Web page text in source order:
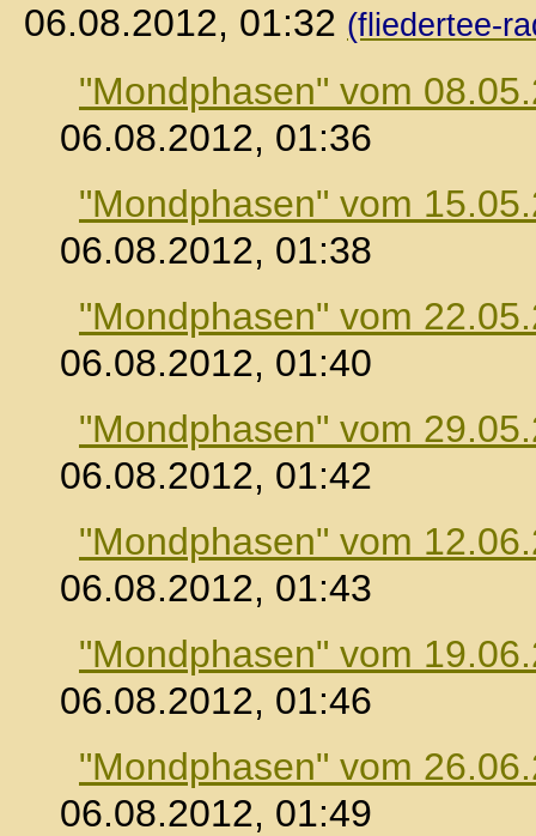
06.08.2012, 01:32 (fliedertee-
"Mondphasen" vom
06.08.2012, 01:36
"Mondphasen" vom
06.08.2012, 01:38
"Mondphasen" vom
06.08.2012, 01:40
"Mondphasen" vom
06.08.2012, 01:42
"Mondphasen" vom
06.08.2012, 01:43
"Mondphasen" vom
06.08.2012, 01:46
"Mondphasen" vom
06.08.2012, 01:49